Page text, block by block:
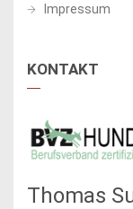
Impressum
KONTAKT
Thomas